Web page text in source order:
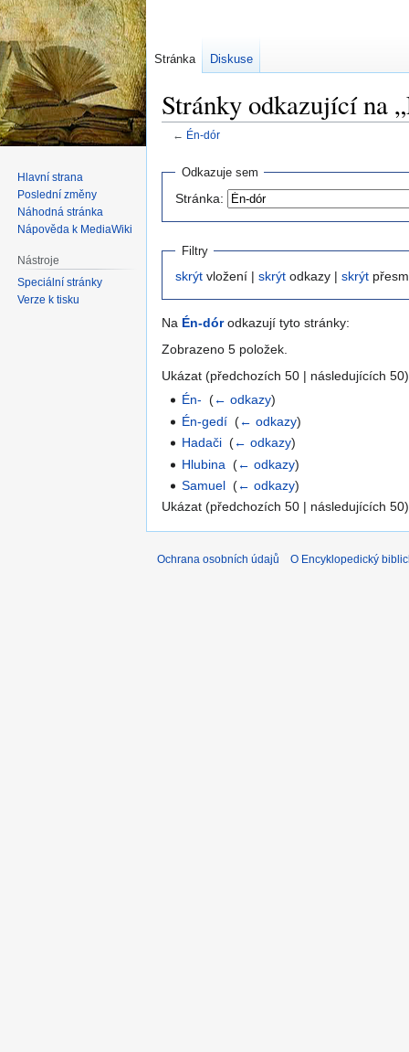
Stránky odkazující na
← Én-dór
Skočit
navigaci
Skočit
vyhledávání
Odkazuje sem
Stránka:
Filtry
skrýt vložení | skrýt odkazy | skrýt
Na Én-dórodkazují tyto stránky:
Zobrazeno 5 položek.
Ukázat (předchozích 50 | následujících
Én- ‎(← odkazy)
Én-gedí ‎(← odkazy)
Hadači ‎(← odkazy)
Hlubina ‎(← odkazy)
Samuel ‎(← odkazy)
Ukázat (předchozích 50 | následujících
Stránka Diskuse
Hlavní strana
Poslední změny
Náhodná stránka
Nápověda k MediaWiki
Nástroje
Speciální stránky
Verze k tisku
Ochrana osobních údajů O Encyklopedický